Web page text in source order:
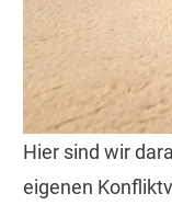
Hier sind wir
eigenen